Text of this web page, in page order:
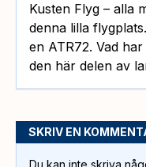
Kusten Flyg – alla
denna lilla
en ATR72. Vad
den här delen av
SKRIV EN